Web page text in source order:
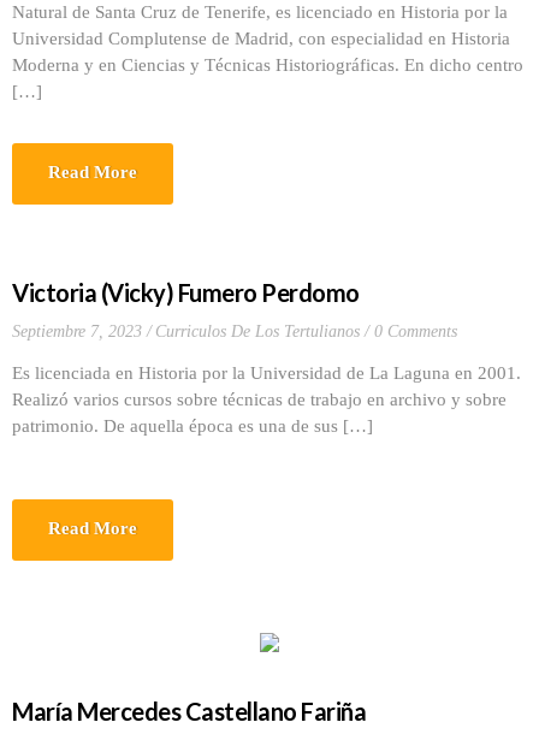
Natural de Santa Cruz de Tenerife, es licenciado en Historia por la
Universidad Complutense de Madrid, con especialidad en Historia
Moderna y en Ciencias y Técnicas Historiográficas. En dicho centro
[…]
Read More
Victoria (Vicky) Fumero Perdomo
Septiembre 7, 2023 Curriculos De Los Tertulianos 0 Comments
Es licenciada en Historia por la Universidad de La Laguna en 2001.
Realizó varios cursos sobre técnicas de trabajo en archivo y sobre
patrimonio. De aquella época es una de sus […]
Read More
María Mercedes Castellano Fariña